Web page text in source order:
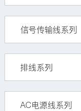
信号传输线系列
排线系列
AC电源线系列